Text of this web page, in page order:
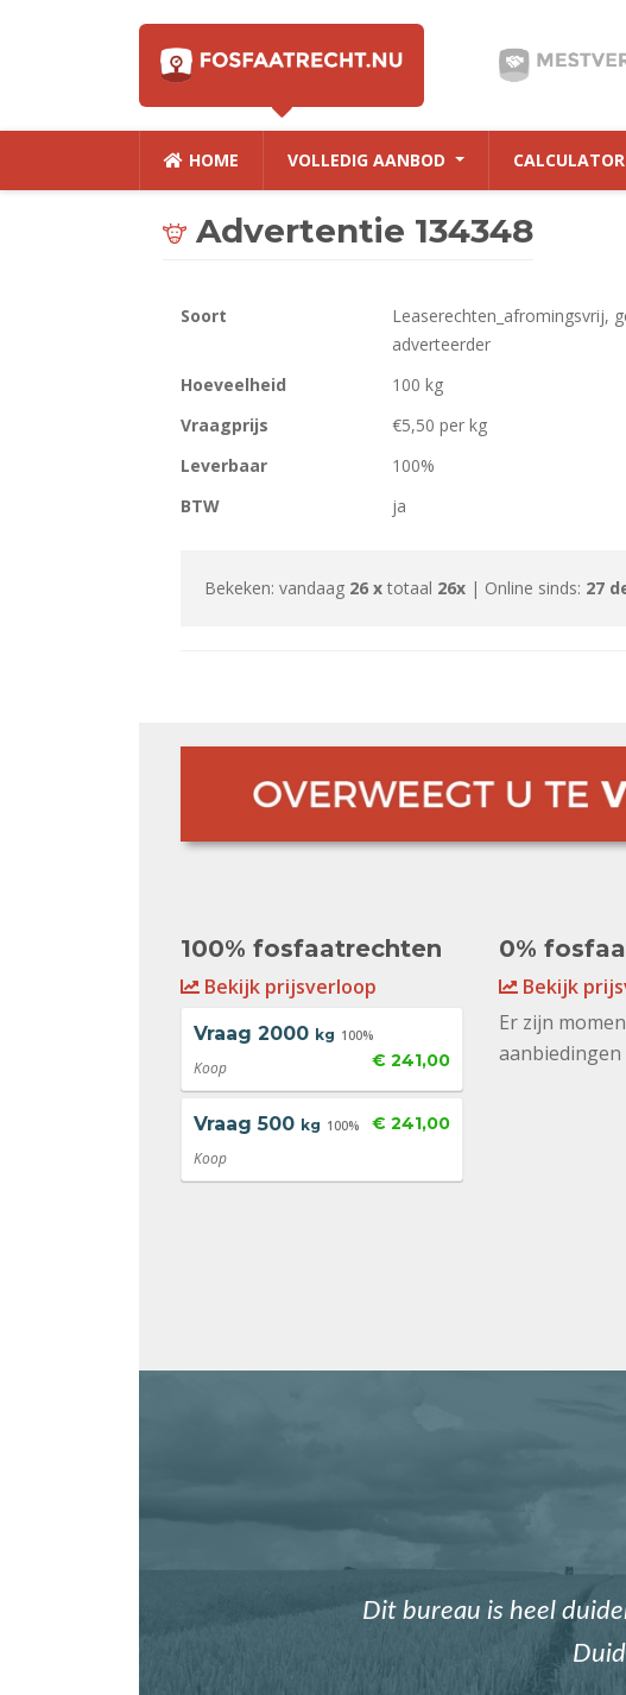
HOME VOLLEDIG AANBOD CALCULATOR
Advertentie 134348
Soort
Leaserechten_afromingsvrij,
adverteerder
Hoeveelheid
100 kg
Vraagprijs
€5,50 per kg
Leverbaar
100%
BTW
ja
Bekeken: vandaag 26 x totaal 26x | Online sinds: 27
100% fosfaatrechten
Bekijk prijsverloop
Vraag 2000 kg 100%
€ 241,00
Koop
Vraag 500 kg 100% € 241,00
Koop
0%
Bekijk
Er zijn
aanbiedingen
Dit bureau is heel